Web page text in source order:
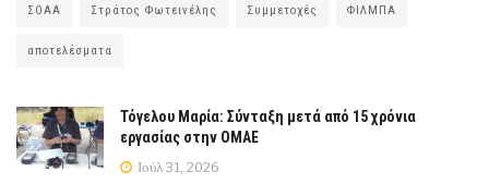
ΣΟΑΑ Στράτος Φωτεινέλης Συμμετοχές ΦΙΛΜΠΑ
αποτελέσματα
Τόγελου Μαρία: Σύνταξη μετά από 15 χρόνια
εργασίας στην ΟΜΑΕ
Ιούλ 31, 2026